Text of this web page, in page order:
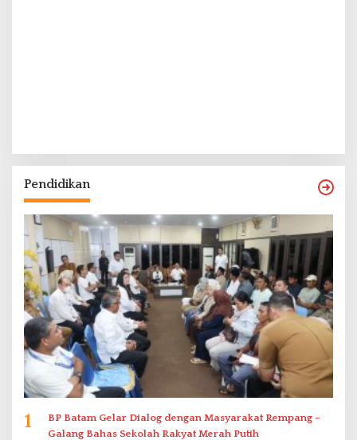
Pendidikan
1
BP Batam Gelar Dialog dengan Masyarakat Rempang –
Galang Bahas Sekolah Rakyat Merah Putih